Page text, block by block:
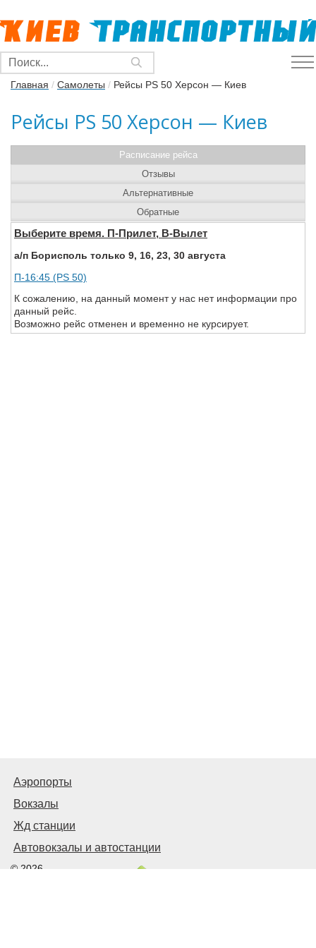
Главная / Самолеты / Рейсы PS 50 Херсон — Киев
Рейсы PS 50 Херсон — Киев
Расписание рейса
Выберите время. П-Прилет, В-Вылет
а/п Борисполь только 9, 16, 23, 30 августа
П-16:45 (PS 50)
К сожалению, на данный момент у нас нет информации про
данный рейс.
Возможно рейс отменен и временно не курсирует.
Отзывы
Альтернативные
Обратные
Аэропорты
Вокзалы
Жд станции
Автовокзалы и автостанции
© 2026